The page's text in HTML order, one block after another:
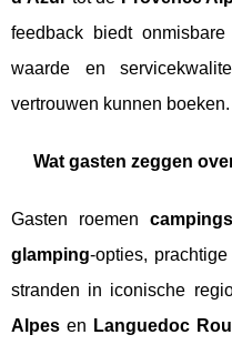
feedback biedt
waarde en
vertrouwen kunnen boeken.
Wat gasten zeggen
Gasten roemen campings
glamping-opties,
stranden in iconische
Alpes en Languedoc